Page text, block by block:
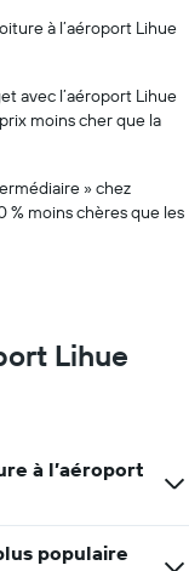
à l’aéroport Lihue
avec l’aéroport Lihue
moins cher que la
» chez
% moins chères que les
Lihue
à l’aéroport
populaire